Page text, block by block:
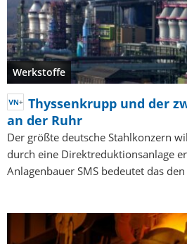
Werkstoffe
Thyssenkrupp und der
an der Ruhr
Der größte deutsche Stahlkonzern
durch eine Direktreduktionsanlage
Anlagenbauer SMS bedeutet das